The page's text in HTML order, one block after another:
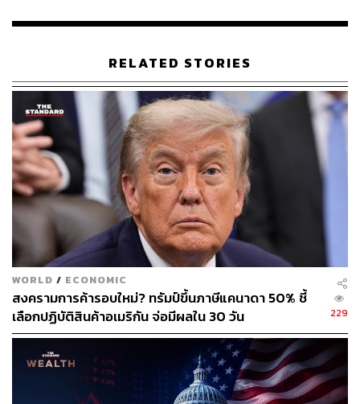
อีกหนึ่งปัจจัยที่ฉุดดัชนีดิ่งลงสู่โซนสีแดง
พิสูจน์อักษร: ลักษณ์นารา พักตร์เพียงจันทร์
อ้างอิง:
edition.cnn.com/2019/08/05/investing/dow-stock-mar
ket-today/index.html
www.marketwatch.com/story/what-a-falling-chinese-
yuan-means-for-the-stock-market-and-the-trade-war-
2019-08-05?mod=mw_theo_homepage
www.wsj.com/articles/stocks-yuan-drop-sharply-as-tr
ade-spat-intensifies-11564981961
TAGS: Dow Jones ตลาดหุ้นสหรัฐฯ
สงครามการค้า
ค่าเงินหยวน
RELATED STORIES
WORLD / ECONOMIC
สงครามการค้ารอบใหม่? ทรัมป์ขึ้นภาษีแคนาดา 50% ชี้
เลือกปฏิบัติสินค้าอเมริกัน จ่อมีผลใน 30 วัน
229